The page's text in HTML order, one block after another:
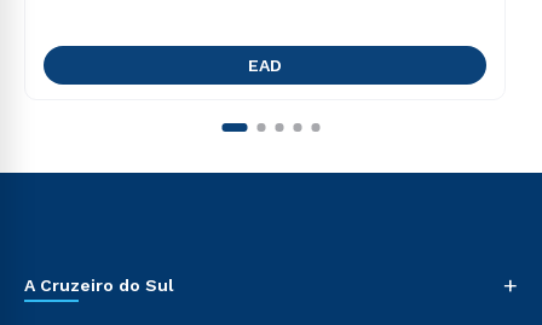
EAD
A Cruzeiro do Sul +